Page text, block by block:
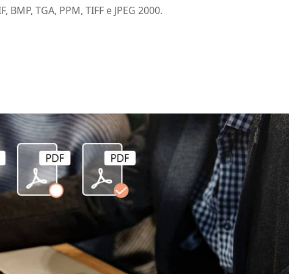
BMP, TGA, PPM, TIFF e JPEG 2000.